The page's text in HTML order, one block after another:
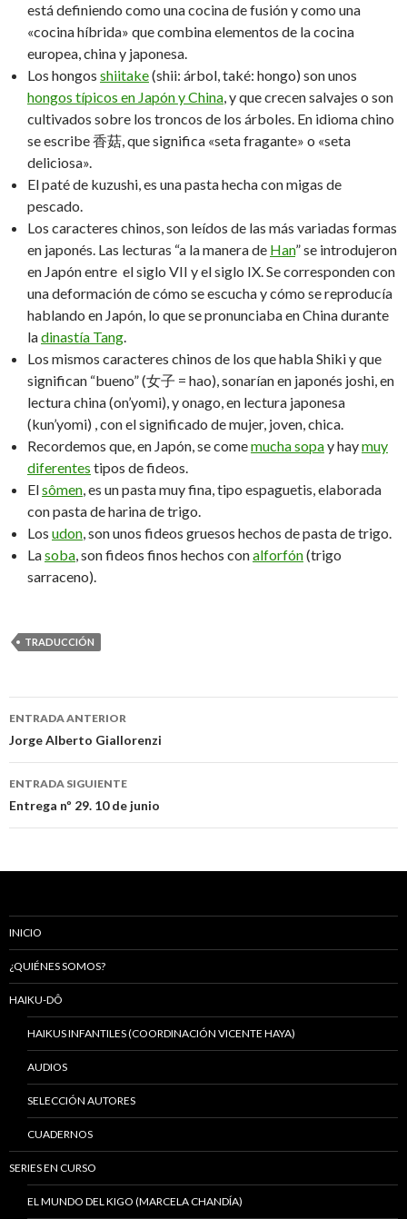
está definiendo como una cocina de fusión y como una
«cocina híbrida» que combina elementos de la cocina
europea, china y japonesa.
Los hongos shiitake(shii: árbol, také: hongo) son unos
hongos típicos en Japón y China, y que crecen salvajes o son
cultivados sobre los troncos de los árboles. En idioma chino
se escribe 香菇, que significa «seta fragante» o «seta
deliciosa».
El paté de kuzushi, es una pasta hecha con migas de
pescado.
Los caracteres chinos, son leídos de las más variadas formas
en japonés. Las lecturas “a la manera de Han” se introdujeron
en Japón entre el siglo VII y el siglo IX. Se corresponden con
una deformación de cómo se escucha y cómo se reproducía
hablando en Japón, lo que se pronunciaba en China durante
ladinastía Tang.
Los mismos caracteres chinos de los que habla Shiki y que
significan “bueno” (女子 = hao), sonarían en japonés joshi, en
lectura china (on’yomi), y onago, en lectura japonesa
(kun’yomi) , con el significado de mujer, joven, chica.
Recordemos que, en Japón, se comemucha sopay haymuy
diferentes tipos de fideos.
Elsômen, es un pasta muy fina, tipo espaguetis, elaborada
con pasta de harina de trigo.
Los udon, son unos fideos gruesos hechos de pasta de trigo.
Lasoba, son fideos finos hechos conalforfón(trigo
sarraceno).
TRADUCCIÓN
Navegación
de
entradas
ENTRADA ANTERIOR
Jorge Alberto Giallorenzi
ENTRADA SIGUIENTE
Entrega nº 29. 10 de junio
INICIO
¿QUIÉNES SOMOS?
HAIKU-DÔ
HAIKUS INFANTILES (COORDINACIÓN VICENTE HAYA)
AUDIOS
SELECCIÓN AUTORES
CUADERNOS
SERIES EN CURSO
EL MUNDO DEL KIGO (MARCELA CHANDÍA)